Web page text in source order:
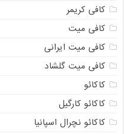
کافی کریمر
کافی میت
کافی میت ایرانی
کافی میت گلشاد
کاکائو
کاکائو کارگیل
کاکائو نچرال اسپانیا